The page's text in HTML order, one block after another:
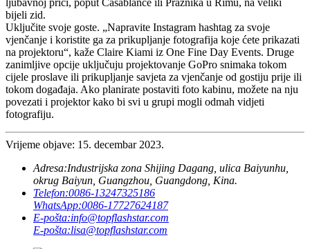
bijeli zid.
Uključite svoje goste. „Napravite Instagram hashtag za svoje
vjenčanje i koristite ga za prikupljanje fotografija koje ćete prikazati
na projektoru“, kaže Claire Kiami iz One Fine Day Events. Druge
zanimljive opcije uključuju projektovanje GoPro snimaka tokom
cijele proslave ili prikupljanje savjeta za vjenčanje od gostiju prije ili
tokom događaja. Ako planirate postaviti foto kabinu, možete na nju
povezati i projektor kako bi svi u grupi mogli odmah vidjeti
fotografiju.
Vrijeme objave: 15. decembar 2023.
Adresa:Industrijska zona Shijing Dagang, ulica Baiyunhu,
okrug Baiyun, Guangzhou, Guangdong, Kina.
Telefon:0086-13247325186
WhatsApp:0086-17727624187
E-pošta:info@topflashstar.com
E-pošta:lisa@topflashstar.com